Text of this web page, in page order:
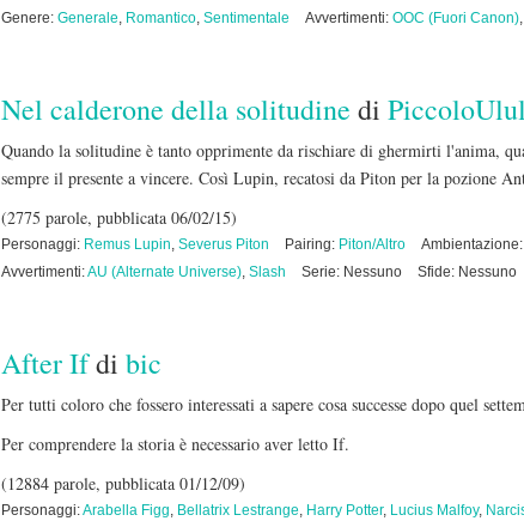
Genere: Generale, Romantico, Sentimentale Avvertimenti: OOC (Fuori Canon),
Nel calderone della solitudine di
Quando la solitudine è tanto opprimente da rischiare di ghermirti l'anima,
sempre il presente a vincere. Così Lupin, recatosi da Piton per la pozione
(2775 parole, pubblicata 06/02/15)
Personaggi: Remus Lupin, Severus Piton Pairing: Piton/Altro Ambientazione:
Avvertimenti:AU (Alternate Universe), Slash Serie: Nessuno Sfide: Nessuno
After Ifdi bic
Per tutti coloro che fossero interessati a sapere cosa successe dopo quel
Per comprendere la storia è necessario aver letto If.
(12884 parole, pubblicata 01/12/09)
Personaggi:Arabella Figg, Bellatrix Lestrange, Harry Potter, Lucius Malfoy,